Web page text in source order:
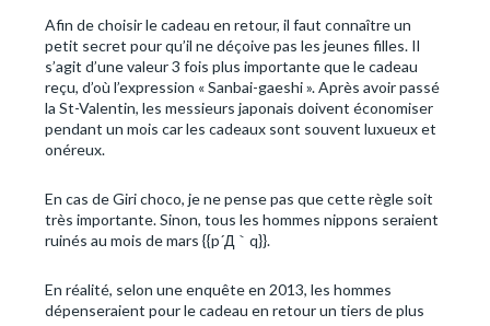
Afin de choisir le cadeau en retour, il faut connaître un
petit secret pour qu’il ne déçoive pas les jeunes filles. Il
s’agit d’une valeur 3 fois plus importante que le cadeau
reçu, d’où l’expression « Sanbai-gaeshi ». Après avoir passé
la St-Valentin, les messieurs japonais doivent économiser
pendant un mois car les cadeaux sont souvent luxueux et
onéreux.
En cas de Giri choco, je ne pense pas que cette règle soit
très importante. Sinon, tous les hommes nippons seraient
ruinés au mois de mars {{p´Д｀q}}.
En réalité, selon une enquête en 2013, les hommes
dépenseraient pour le cadeau en retour un tiers de plus